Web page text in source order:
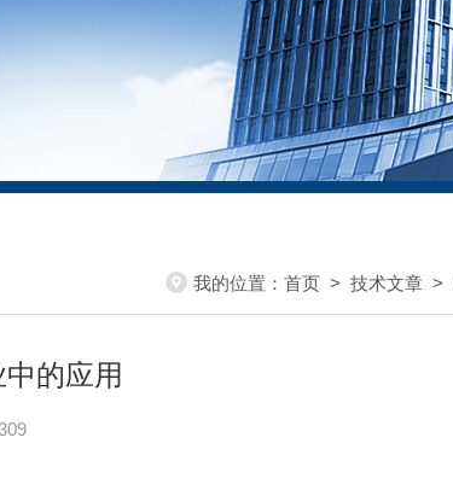
我的位置： 首页 > 技术文章 >
的应用